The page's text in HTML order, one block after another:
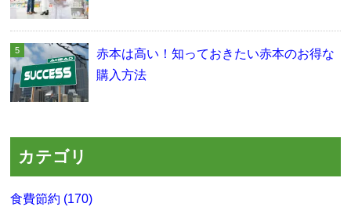
赤本は高い！知っておきたい赤本のお得な
購入方法
カテゴリ
食費節約 (170)